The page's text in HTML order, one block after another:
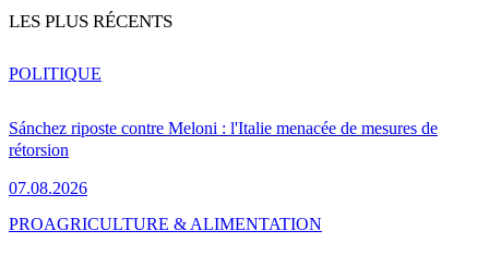
LES PLUS RÉCENTS
Sánchez riposte contre Meloni : l'Italie menacée de mesures de
rétorsion
07.08.2026
POLITIQUE
PROAGRICULTURE & ALIMENTATION